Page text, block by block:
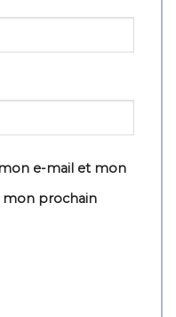
e-mail et mon
mon prochain